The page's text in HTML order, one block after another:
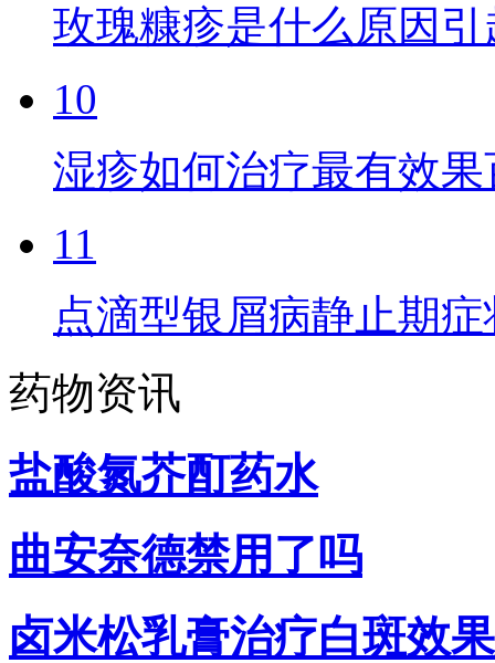
玫瑰糠疹是什么原因
10
湿疹如何治疗最有效
11
点滴型银屑病静止期症
药物资讯
盐酸氮芥酊药水
曲安奈德禁用了吗
卤米松乳膏治疗白斑效